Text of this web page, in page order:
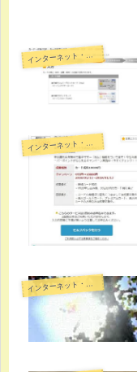
イ
イ
イ